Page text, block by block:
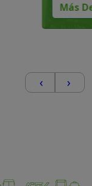
Más Detalles
‹ ›